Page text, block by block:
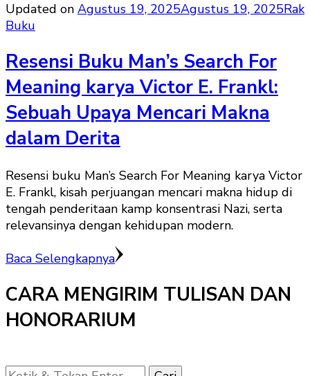
Updated on Agustus 19, 2025Agustus 19, 2025Rak
Buku
Resensi Buku Man’s Search For
Meaning karya Victor E. Frankl:
Sebuah Upaya Mencari Makna
dalam Derita
Resensi buku Man’s Search For Meaning karya Victor
E. Frankl, kisah perjuangan mencari makna hidup di
tengah penderitaan kamp konsentrasi Nazi, serta
relevansinya dengan kehidupan modern.
Baca Selengkapnya
CARA MENGIRIM TULISAN DAN
HONORARIUM